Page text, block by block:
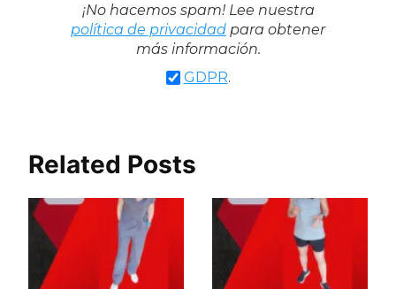
¡No hacemos spam! Lee nuestra
política de privacidad para obtener
más información.
GDPR.
Related Posts